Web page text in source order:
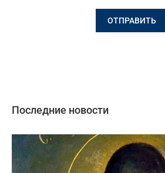
Последние новости